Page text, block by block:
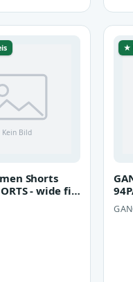
Shorts
- wide fit
★